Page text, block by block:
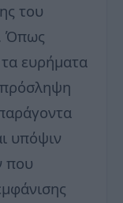
του
Όπως
ευρήματα
πρόσληψη
υπόψιν
που